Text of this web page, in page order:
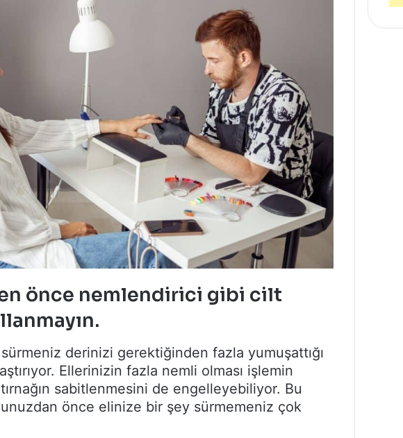
önce nemlendirici gibi cilt
derinizi gerektiğinden fazla yumuşattığı
Ellerinizin fazla nemli olması işlemin
sabitlenmesini de engelleyebiliyor. Bu
önce elinize bir şey sürmemeniz çok